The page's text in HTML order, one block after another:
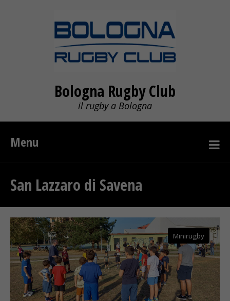
Bologna Rugby Club
il rugby a Bologna
Menu
San Lazzaro di Savena
Minirugby